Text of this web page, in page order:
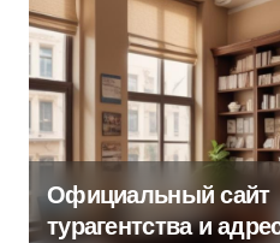
Официальный сайт
турагентства и